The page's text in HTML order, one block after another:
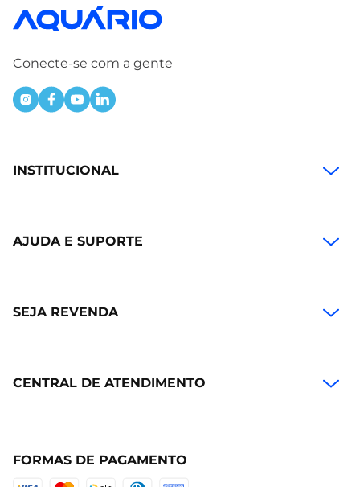
Conecte-se com a gente
INSTITUCIONAL
AJUDA E SUPORTE
SEJA REVENDA
CENTRAL DE ATENDIMENTO
FORMAS DE PAGAMENTO